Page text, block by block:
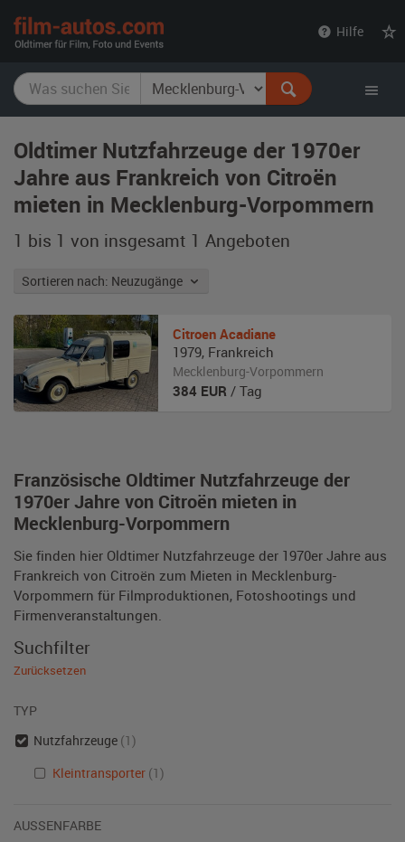
Hilfe
Oldtimer Nutzfahrzeuge der 1970er
Jahre aus Frankreich von Citroën
mieten in Mecklenburg-Vorpommern
1 bis 1 von insgesamt 1 Angeboten
Sortieren nach: Neuzugänge
Französische Oldtimer Nutzfahrzeuge der
1970er Jahre von Citroën mieten in
Mecklenburg-Vorpommern
Sie finden hier Oldtimer Nutzfahrzeuge der 1970er Jahre aus
Frankreich von Citroën zum Mieten in Mecklenburg-
Vorpommern für Filmproduktionen, Fotoshootings und
Firmenveranstaltungen.
Citroen Acadiane
1979, Frankreich
Mecklenburg-Vorpommern
384 EUR / Tag
Suchfilter
Zurücksetzen
TYP
Nutzfahrzeuge (1)
Kleintransporter (1)
AUSSENFARBE